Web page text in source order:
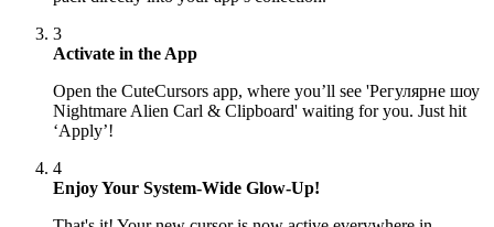
3
Activate in the App
Open the CuteCursors app, where you’ll see 'Регулярне шоу
Nightmare Alien Carl & Clipboard' waiting for you. Just hit
‘Apply’!
4
Enjoy Your System-Wide Glow-Up!